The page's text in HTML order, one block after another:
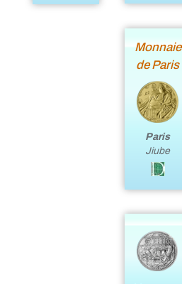
Monnaie
de Paris
Paris
Jiube